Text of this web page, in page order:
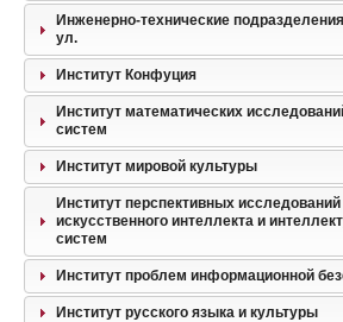
Инженерно-технические
ул.
Институт Конфуция
Институт математических
систем
Институт мировой культуры
Институт перспективных
искусственного интеллекта и
систем
Институт проблем информационной
Институт русского языка и культуры